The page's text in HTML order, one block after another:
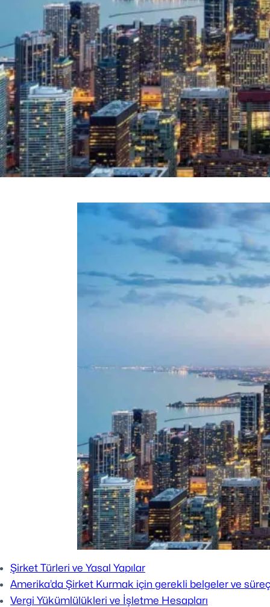
Şirket Türleri ve Yasal Yapılar
Amerika’da Şirket Kurmak için gerekli belgeler ve süreç
Vergi Yükümlülükleri ve İşletme Hesapları